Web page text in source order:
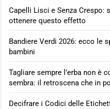
Capelli Lisci e Senza Crespo:
ottenere questo effetto
Bandiere Verdi 2026: ecco le
bambini
Tagliare sempre l’erba non è
sembra: il retroscena che in
Decifrare i Codici delle